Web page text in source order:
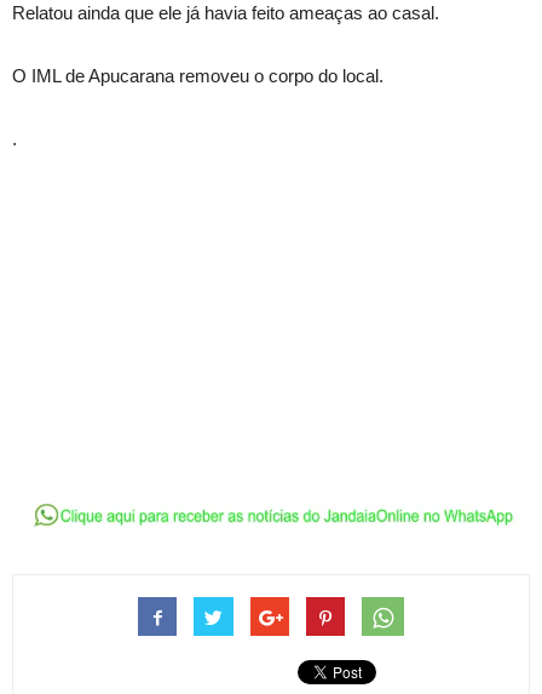
Relatou ainda que ele já havia feito ameaças ao casal.
O IML de Apucarana removeu o corpo do local.
.